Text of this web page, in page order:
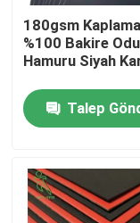
Ev
Hakkımızda
180gsm
%100 Bakire
Hamuru Siyah
Talep